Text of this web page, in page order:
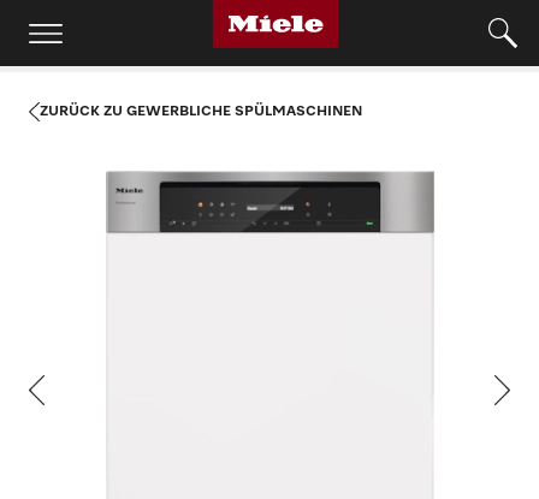
ZURÜCK ZU GEWERBLICHE SPÜLMASCHINEN